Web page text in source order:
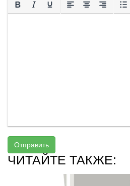
Отправить
ЧИТАЙТЕ ТАКЖЕ: